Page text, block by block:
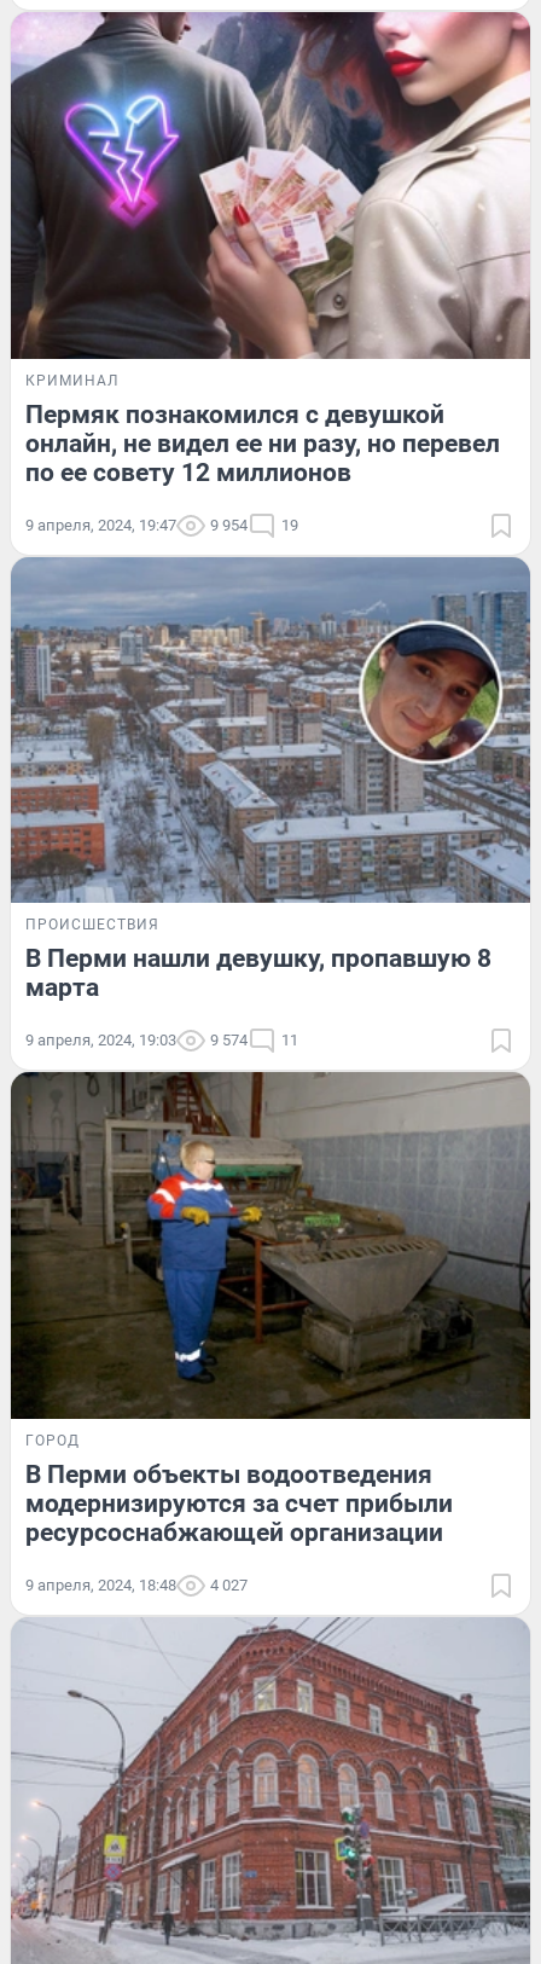
КРИМИНАЛ
Пермяк познакомился с девушкой
онлайн, не видел ее ни разу, но перевел
по ее совету 12 миллионов
9 апреля, 2024, 19:47 9 954 19
ПРОИСШЕСТВИЯ
В Перми нашли девушку, пропавшую 8
марта
9 апреля, 2024, 19:03 9 574 11
ГОРОД
В Перми объекты водоотведения
модернизируются за счет прибыли
ресурсоснабжающей организации
9 апреля, 2024, 18:48 4 027